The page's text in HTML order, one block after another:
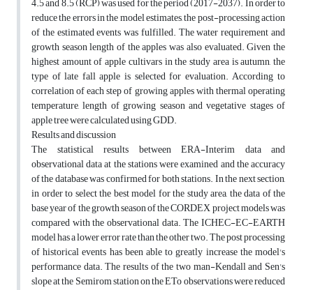
reduce the errors in the model estimates, the post-processing action
of the estimated events was fulfilled. The water requirement and
growth season length of the apples was also evaluated. Given the
highest amount of apple cultivars in the study area is autumn, the
type of late fall apple is selected for evaluation. According to
correlation of each step of growing apples with thermal operating
temperature, length of growing season and vegetative stages of
apple tree were calculated using GDD.
Results and discussion
The statistical results between ERA-Interim data and
observational data at the stations were examined and the accuracy
of the database was confirmed for both stations. In the next section,
in order to select the best model for the study area, the data of the
base year of the growth season of the CORDEX project models was
compared with the observational data. The ICHEC-EC-EARTH
model has a lower error rate than the other two. The post processing
of historical events has been able to greatly increase the model's
performance data. The results of the two man-Kendall and Sen's
slope at the Semirom station on the ETo observations were reduced